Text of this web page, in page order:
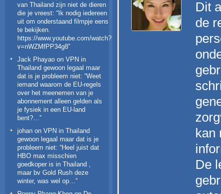
van Thailand zijn niet de dieren
die je vreest: “ Ik nodig iedereen
uit om onderstaand filmpje eens
te bekijken.
https://www.youtube.com/watch?
v=nWZMfPP34g8”
Jack Phayao on VPN in
Thailand gewoon legaal maar
dat is je probleem niet: “Weet
iemand waarom de EU-regels
over het meenemen van je
abonnement alleen gelden als
je fysiek in een EU-land
bent?…”
johan on VPN in Thailand
gewoon legaal maar dat is je
probleem niet: “Heel juist dat
HBO max misschien
goedkoper is in Thailand ,
maar bv Gold Rush deze
winter, was wel op…”
Dit
de
kan
De